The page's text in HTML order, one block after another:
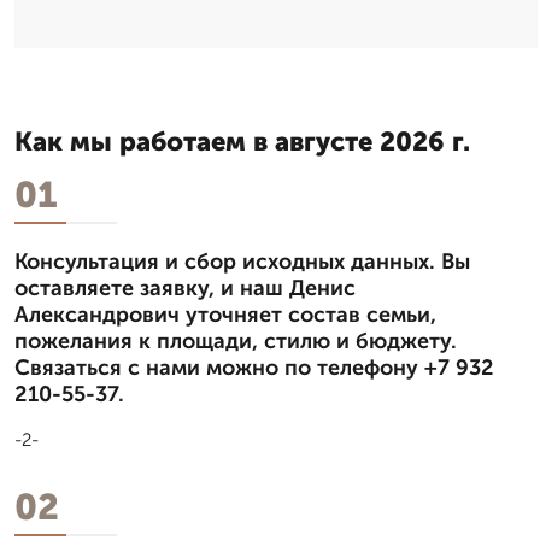
Как мы работаем в августе 2026 г.
01
Консультация и сбор исходных данных. Вы
оставляете заявку, и наш Денис
Александрович уточняет состав семьи,
пожелания к площади, стилю и бюджету.
Связаться с нами можно по телефону +7 932
210-55-37.
-2-
02